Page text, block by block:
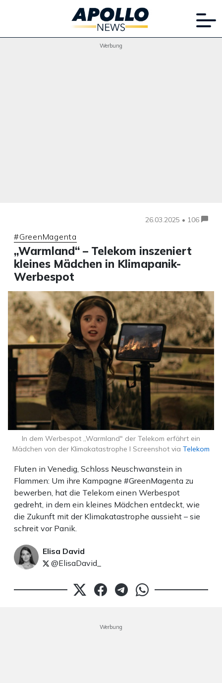
Werbung
26.03.2025 • 106
#GreenMagenta
„Warmland“ – Telekom inszeniert
kleines Mädchen in Klimapanik-
Werbespot
Fluten in Venedig, Schloss Neuschwanstein in
Flammen: Um ihre Kampagne #GreenMagenta zu
bewerben, hat die Telekom einen Werbespot
gedreht, in dem ein kleines Mädchen entdeckt, wie
die Zukunft mit der Klimakatastrophe aussieht – sie
schreit vor Panik.
Elisa David
@ElisaDavid_
In dem Werbespot „Warmland" der Telekom erfährt ein
Mädchen von der Klimakatastrophe I Screenshot via Telekom
Werbung